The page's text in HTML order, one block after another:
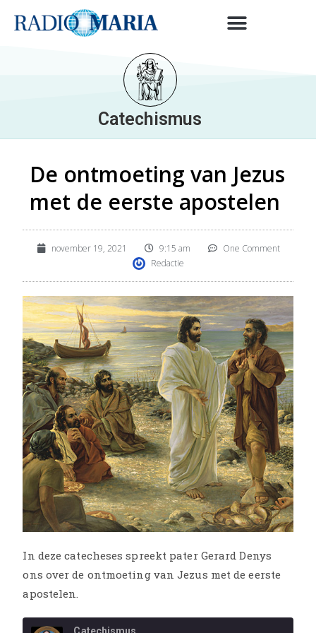
Catechismus
De ontmoeting van Jezus
met de eerste apostelen
november 19, 2021 9:15 am
One Comment
Redactie
In deze catecheses spreekt pater Gerard Denys
ons over de ontmoeting van Jezus met de eerste
apostelen.